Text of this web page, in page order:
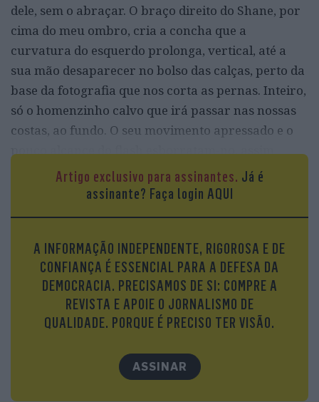
dele, sem o abraçar. O braço direito do Shane, por
cima do meu ombro, cria a concha que a
curvatura do esquerdo prolonga, vertical, até a
sua mão desaparecer no bolso das calças, perto da
base da fotografia que nos corta as pernas. Inteiro,
só o homenzinho calvo que irá passar nas nossas
costas, ao fundo. O seu movimento apressado e o
pouco alcance do flash esborratam-no, assim
como a alguém que o segue e de quem quase nada
se vê. Tudo é cinza, um cinza amarelo-esverdeado
fluorescentes no teto, que a perspetiva transforma
em losangos. E avisos e indicações e publicidades
colados onde as paredes e os pilares o permitem.
Entre a minha cabeça e a do Shane, um retângulo
vermelho com o sinal da proibição de fumar. O
pedaço de um letreiro esclarece que estamos no
aeroporto: uma seta, o desenho de um avião a
Artigo exclusivo para assinantes. Já é
assinante? Faça login AQUI
A INFORMAÇÃO INDEPENDENTE, RIGOROSA E DE
CONFIANÇA É ESSENCIAL PARA A DEFESA DA
DEMOCRACIA. PRECISAMOS DE SI: COMPRE A
REVISTA E APOIE O JORNALISMO DE
QUALIDADE. PORQUE É PRECISO TER VISÃO.
ASSINAR